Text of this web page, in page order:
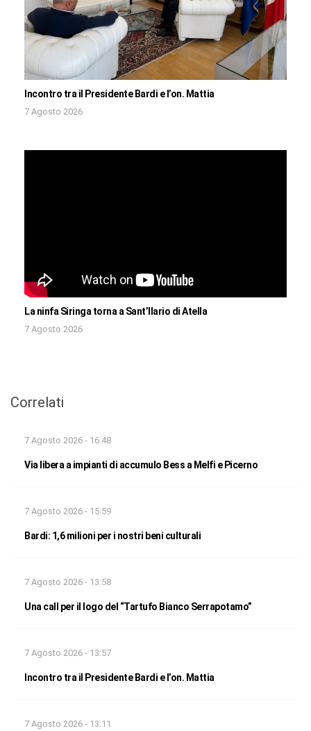
Incontro tra il Presidente Bardi e l’on. Mattia
7 Agosto 2026
La ninfa Siringa torna a Sant’Ilario di Atella
7 Agosto 2026
Correlati
7 Agosto 2026 - 16:48
Via libera a impianti di accumulo Bess a Melfi e Picerno
7 Agosto 2026 - 15:59
Bardi: 1,6 milioni per i nostri beni culturali
7 Agosto 2026 - 13:58
Una call per il logo del “Tartufo Bianco Serrapotamo”
7 Agosto 2026 - 13:57
Incontro tra il Presidente Bardi e l’on. Mattia
7 Agosto 2026 - 13:11